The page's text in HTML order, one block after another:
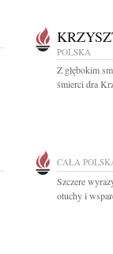
POLSKA
Z głębokim
śmierci dra
CAŁA
Szczere
otuchy i